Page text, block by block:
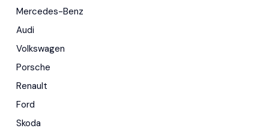
Mercedes-Benz
Audi
Volkswagen
Porsche
Renault
Ford
Skoda